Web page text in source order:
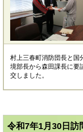
村上三春町消防団長と国
境部長から森田課長に要
交しました。
令和7年1月30日